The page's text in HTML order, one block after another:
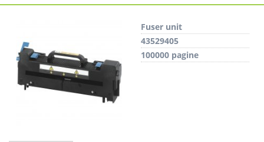
Fuser unit
43529405
100000 pagine